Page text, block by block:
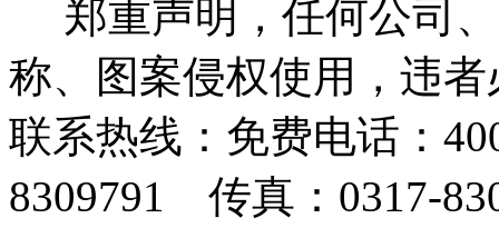
郑重声明，任何公司
称、图案侵权使用，违
联系热线： 免费电话：
8309791 传真：0317-